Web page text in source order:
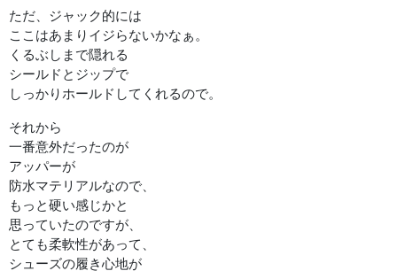
ただ、ジャック的には
ここはあまりイジらないかなぁ。
くるぶしまで隠れる
シールドとジップで
しっかりホールドしてくれるので。
それから
一番意外だったのが
アッパーが
防水マテリアルなので、
もっと硬い感じかと
思っていたのですが、
とても柔軟性があって、
シューズの履き心地が